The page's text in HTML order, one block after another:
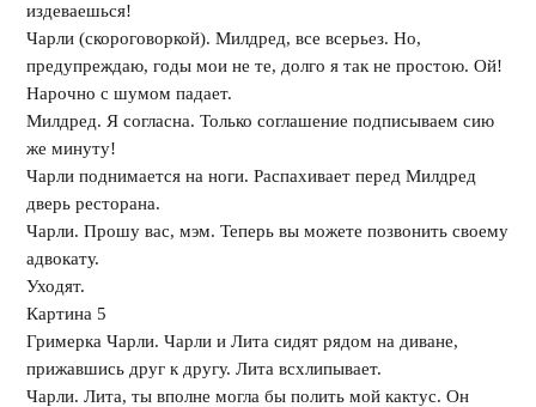
издеваешься!
Чарли (скороговоркой). Милдред, все всерьез. Но,
предупреждаю, годы мои не те, долго я так не простою. Ой!
Нарочно с шумом падает.
Милдред. Я согласна. Только соглашение подписываем сию
же минуту!
Чарли поднимается на ноги. Распахивает перед Милдред
дверь ресторана.
Чарли. Прошу вас, мэм. Теперь вы можете позвонить своему
адвокату.
Уходят.
Картина 5
Гримерка Чарли. Чарли и Лита сидят рядом на диване,
прижавшись друг к другу. Лита всхлипывает.
Чарли. Лита, ты вполне могла бы полить мой кактус. Он